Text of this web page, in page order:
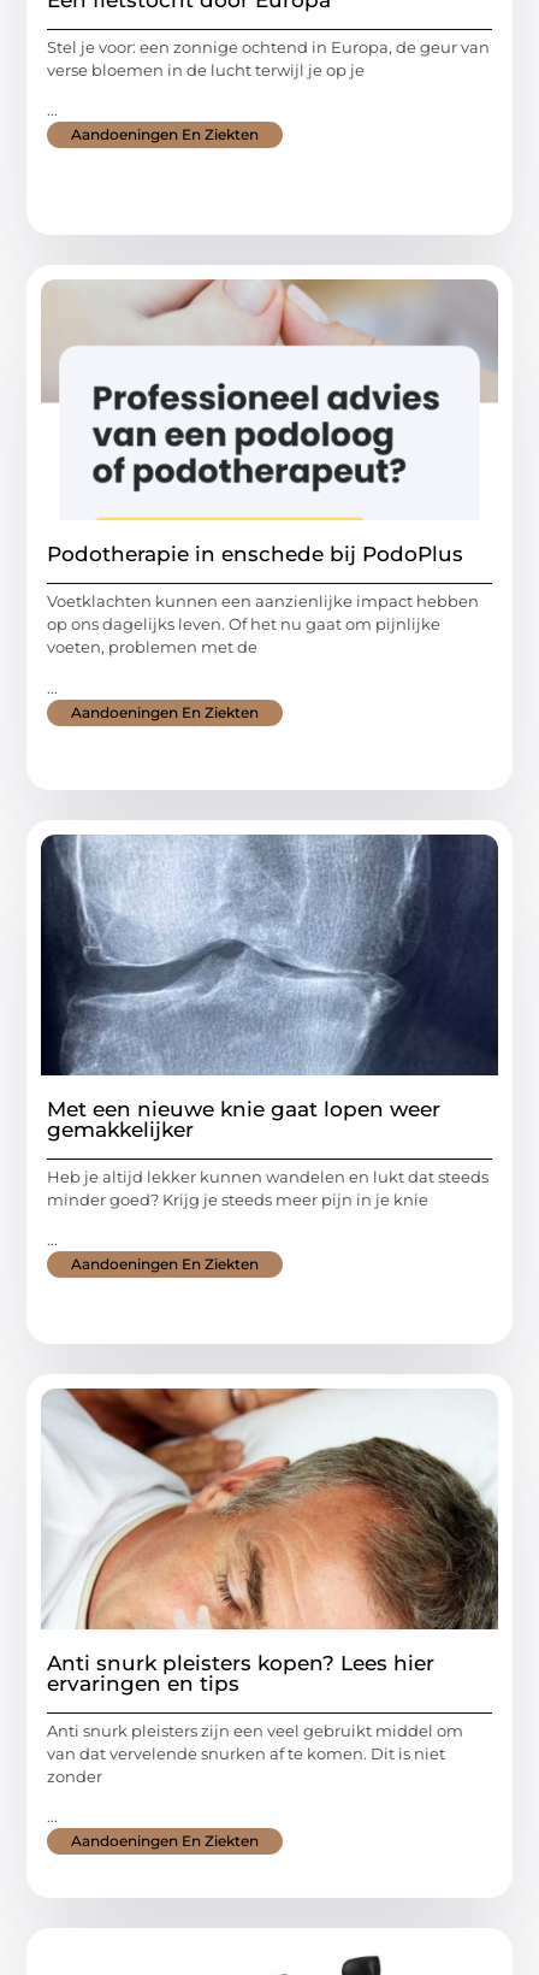
Stel je voor: een zonnige ochtend in Europa, de geur van
verse bloemen in de lucht terwijl je op je
...
Aandoeningen En Ziekten
Podotherapie in enschede bij PodoPlus
Voetklachten kunnen een aanzienlijke impact hebben
op ons dagelijks leven. Of het nu gaat om pijnlijke
voeten, problemen met de
...
Aandoeningen En Ziekten
Met een nieuwe knie gaat lopen weer
gemakkelijker
Heb je altijd lekker kunnen wandelen en lukt dat steeds
minder goed? Krijg je steeds meer pijn in je knie
...
Aandoeningen En Ziekten
Anti snurk pleisters kopen? Lees hier
ervaringen en tips
Anti snurk pleisters zijn een veel gebruikt middel om
van dat vervelende snurken af te komen. Dit is niet
zonder
...
Aandoeningen En Ziekten